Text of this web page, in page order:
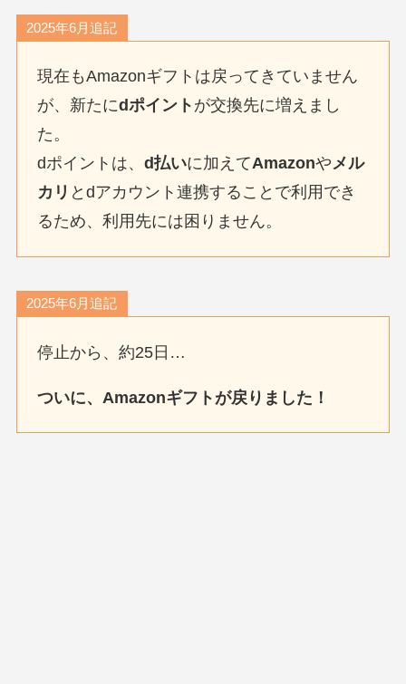
2025年6月追記
現在もAmazonギフトは戻ってきていません
が、新たにdポイント が交換先に増えまし
た。
dポイントは、d払いに加えてAmazonやメル
カリ とdアカウント連携することで利用でき
るため、利用先には困りません。
2025年6月追記
停止から、約25日…
ついに、Amazonギフトが戻りました！